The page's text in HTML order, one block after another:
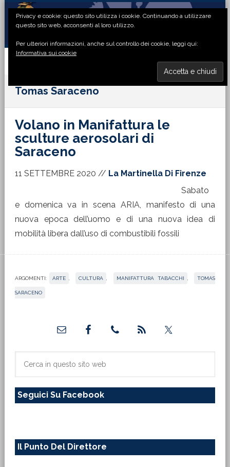
Passa
primaria
Passa
principale
Passa
laterale
Passa
di
Tomas Saraceno
Volano in Manifattura le
sculture aerosolari di
Saraceno
11 SETTEMBRE 2020 // La Martinella Di Firenze
Sabato
e domenica va in scena ARIA, manifesto di una
nuova epoca dell’uomo e di una nuova idea di
mobilità libera dall’uso di combustibili fossili
ARGOMENTI: ARTE CULTURA MANIFATTURA TABACCHI TOMAS
SARACENO
primaria
sito
Seguici Su Facebook
Il Punto Del Direttore
Privacy e cookie: questo sito utilizza i cookie. Continuando a utilizzare
questo sito web, acconsenti al loro utilizzo.
Per ulteriori informazioni, anche sul controllo dei cookie, leggi qui:
Informativa sui cookie